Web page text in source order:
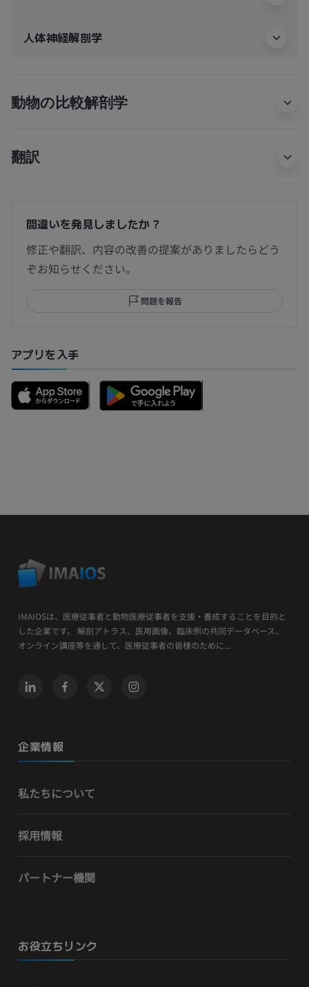
人体神経解剖学
動物の比較解剖学
翻訳
間違いを発見しましたか？
修正や翻訳、内容の改善の提案がありましたらどう
ぞお知らせください。
問題を報告
アプリを入手
IMAIOSは、医療従事者と動物医療従事者を支援・養成することを目的と
した企業です。 解剖アトラス、医用画像、臨床例の共同データベース、
オンライン講座等を通して、医療従事者の皆様のために...
企業情報
私たちについて
採用情報
パートナー機関
お役立ちリンク